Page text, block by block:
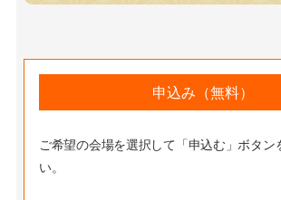
申込み（無料）
ご希望の会場を選択して「申込む」ボタン
い。